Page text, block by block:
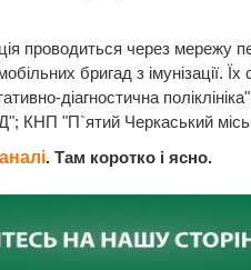
проводиться через мережу
бригад з імунізації.
діагностична
КНП "П`ятий Черкаський
. Там коротко і ясно.